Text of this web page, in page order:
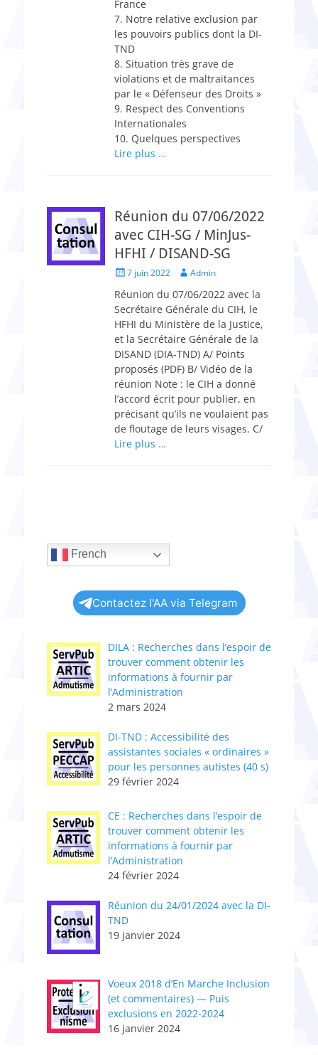
France
7. Notre relative exclusion par
les pouvoirs publics dont la DI-
TND
8. Situation très grave de
violations et de maltraitances
par le « Défenseur des Droits »
9. Respect des Conventions
Internationales
10. Quelques perspectives
Lire plus …
Réunion du 07/06/2022
avec CIH-SG / MinJus-
HFHI / DISAND-SG
Posted7 juin 2022 Author
Admin
Réunion du 07/06/2022 avec la
Secrétaire Générale du CIH, le
HFHI du Ministère de la Justice,
et la Secrétaire Générale de la
DISAND (DIA-TND) A/ Points
proposés (PDF) B/ Vidéo de la
réunion Note : le CIH a donné
l’accord écrit pour publier, en
précisant qu’ils ne voulaient pas
de floutage de leurs visages. C/
Lire plus …
French
Contactez l'AA via Telegram
DILA : Recherches dans l’espoir de
trouver comment obtenir les
informations à fournir par
l’Administration
2 mars 2024
DI-TND : Accessibilité des
assistantes sociales « ordinaires »
pour les personnes autistes (40 s)
29 février 2024
CE : Recherches dans l’espoir de
trouver comment obtenir les
informations à fournir par
l’Administration
24 février 2024
Réunion du 24/01/2024 avec la DI-
TND
19 janvier 2024
Voeux 2018 d’En Marche Inclusion
(et commentaires) — Puis
exclusions en 2022-2024
16 janvier 2024